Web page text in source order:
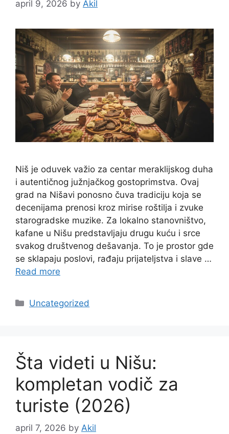
april 9, 2026 by Akil
Niš je oduvek važio za centar meraklijskog duha
i autentičnog južnjačkog gostoprimstva. Ovaj
grad na Nišavi ponosno čuva tradiciju koja se
decenijama prenosi kroz mirise roštilja i zvuke
starogradske muzike. Za lokalno stanovništvo,
kafane u Nišu predstavljaju drugu kuću i srce
svakog društvenog dešavanja. To je prostor gde
se sklapaju poslovi, rađaju prijateljstva i slave …
Read more
Categories
Uncategorized
Šta videti u Nišu:
kompletan vodič za
turiste (2026)
april 7, 2026 by Akil